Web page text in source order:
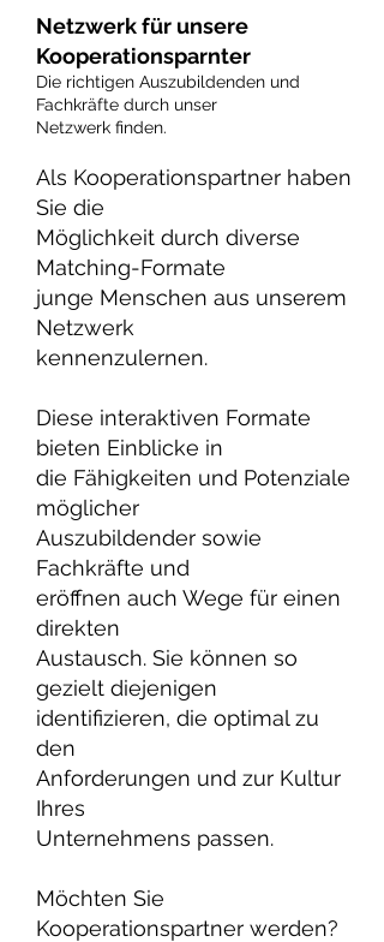
Netzwerk für unsere
Kooperationsparnter
Die richtigen Auszubildenden und
Fachkräfte durch unser
Netzwerk finden.
Als Kooperationspartner haben
Sie die
Möglichkeit durch diverse
Matching-Formate
junge Menschen aus unserem
Netzwerk
kennenzulernen.
Diese interaktiven Formate
bieten Einblicke in
die Fähigkeiten und Potenziale
möglicher
Auszubildender sowie
Fachkräfte und
eröffnen auch Wege für einen
direkten
Austausch. Sie können so
gezielt diejenigen
identifizieren, die optimal zu
den
Anforderungen und zur Kultur
Ihres
Unternehmens passen.
Möchten Sie
Kooperationspartner werden?